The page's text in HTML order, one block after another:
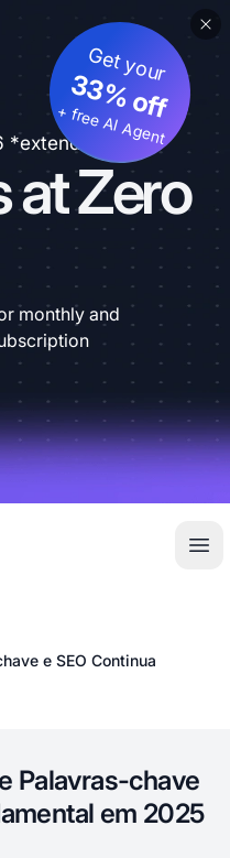
at Zero
Get your
33% off
+ free AI Agent
monthly and
e SEO Continua
Palavras-chave
em 2025